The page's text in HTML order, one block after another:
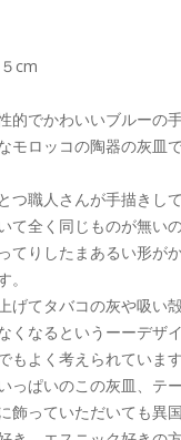
cm
的でかわいいブルーの
モロッコの陶器の灰皿
つ職人さんが手描きし
て全く同じものが無い
てりしたまあるい形が
げてタバコの灰や吸い
くなるというーーデザ
もよく考えられています
っぱいのこの灰皿、テ
飾っていただいても異